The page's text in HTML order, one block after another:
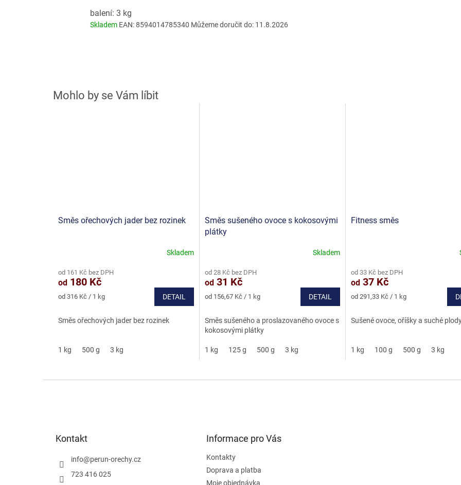
balení: 3 kg
Skladem EAN:8594014785340 Můžeme doručit do: 11.8.2026
Směs ořechových jader bez rozinek
produktu
je
4,7
hvězdiček.
Skladem
od 161 Kč bez DPH
od 180 Kč
Měrná
od 316 Kč / 1 kg DETAIL
Směs ořechových jader bez rozinek
1 kg 500 g 3 kg
Směs sušeného ovoce s kokosovými
plátky
produktu
je
4,3
hvězdiček.
Skladem
od 28 Kč bez DPH
od31 Kč
Měrná
od 156,67 Kč / 1 kg DETAIL
Směs sušeného a proslazovaného ovoce s
kokosovými plátky
1 kg 125 g 500 g 3 kg
Fitness směs
produktu
je
4,7
hvězdiček.
od 33 Kč bez DPH
od 37 Kč
Měrná
od 291,33 Kč / 1 kg
Sušené ovoce, oříšky a suché
1 kg 100 g 500 g 3 kg
Kontakt
info@perun-orechy.cz
723 416 025
Informace pro Vás
Kontakty
Doprava a platba
Moje objednávka